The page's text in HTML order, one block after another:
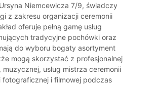
Niemcewicza 7/9, świadczy
z zakresu organizacji ceremonii
oferuje pełną gamę usług
tradycyjne pochówki oraz
do wyboru bogaty asortyment
mogą skorzystać z profesjonalnej
usług mistrza ceremonii
fotograficznej i filmowej podczas